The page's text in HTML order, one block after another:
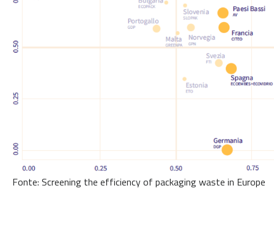
Fonte: Screening the efficiency of packaging waste in Europe